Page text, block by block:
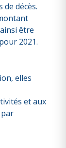
décès.
être
2021.
elles
et aux